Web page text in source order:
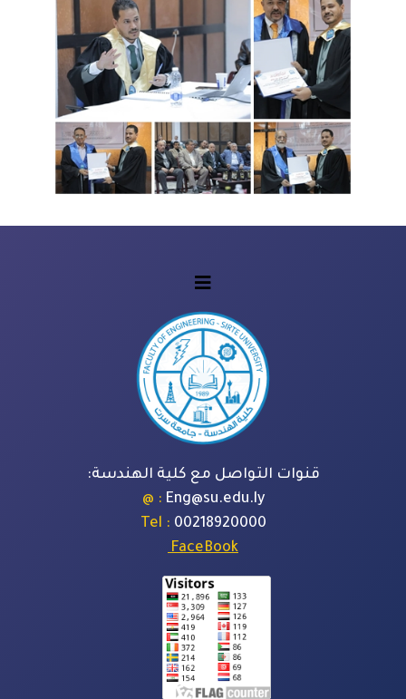
قنوات التواصل مع كلية الهندسة:
Eng@su.edu.ly
: @
00218920000
: Tel
FaceBook